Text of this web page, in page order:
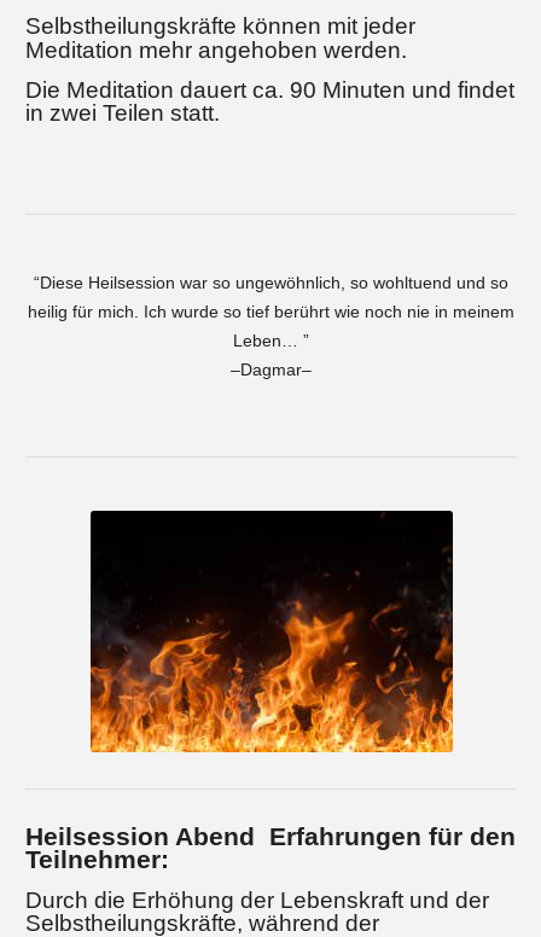
Selbstheilungskräfte können mit jeder
Meditation mehr angehoben werden.
Die Meditation dauert ca. 90 Minuten und findet
in zwei Teilen statt.
“Diese Heilsession war so ungewöhnlich, so wohltuend und so
heilig für mich. Ich wurde so tief berührt wie noch nie in meinem
Leben… ”
–Dagmar–
Heilsession Abend Erfahrungen für den
Teilnehmer:
Durch die Erhöhung der Lebenskraft und der
Selbstheilungskräfte, während der